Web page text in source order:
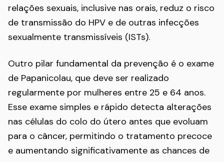
relações sexuais, inclusive nas orais, reduz o risco
de transmissão do HPV e de outras infecções
sexualmente transmissíveis (ISTs).
Outro pilar fundamental da prevenção é o exame
de Papanicolau, que deve ser realizado
regularmente por mulheres entre 25 e 64 anos.
Esse exame simples e rápido detecta alterações
nas células do colo do útero antes que evoluam
para o câncer, permitindo o tratamento precoce
e aumentando significativamente as chances de